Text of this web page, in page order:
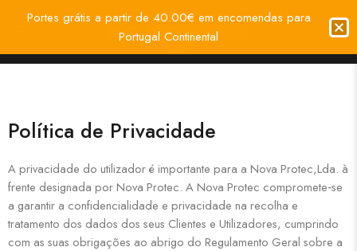
Política de Privacidade
A privacidade do utilizador é importante para a Nova Protec,Lda. à
frente designada por Nova Protec. A Nova Protec compromete‐se
a garantir a confidencialidade e privacidade na recolha e
tratamento dos dados dos seus Clientes e Utilizadores, cumprindo
com as suas obrigações ao abrigo do Regulamento Geral sobre a
Portes grátis a partir de 40.00€ em encomendas para
Portugal Continental